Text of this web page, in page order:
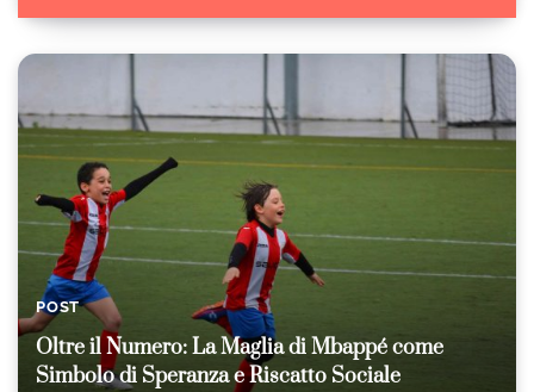
POST
Oltre il Numero: La Maglia di Mbappé come
Simbolo di Speranza e Riscatto Sociale